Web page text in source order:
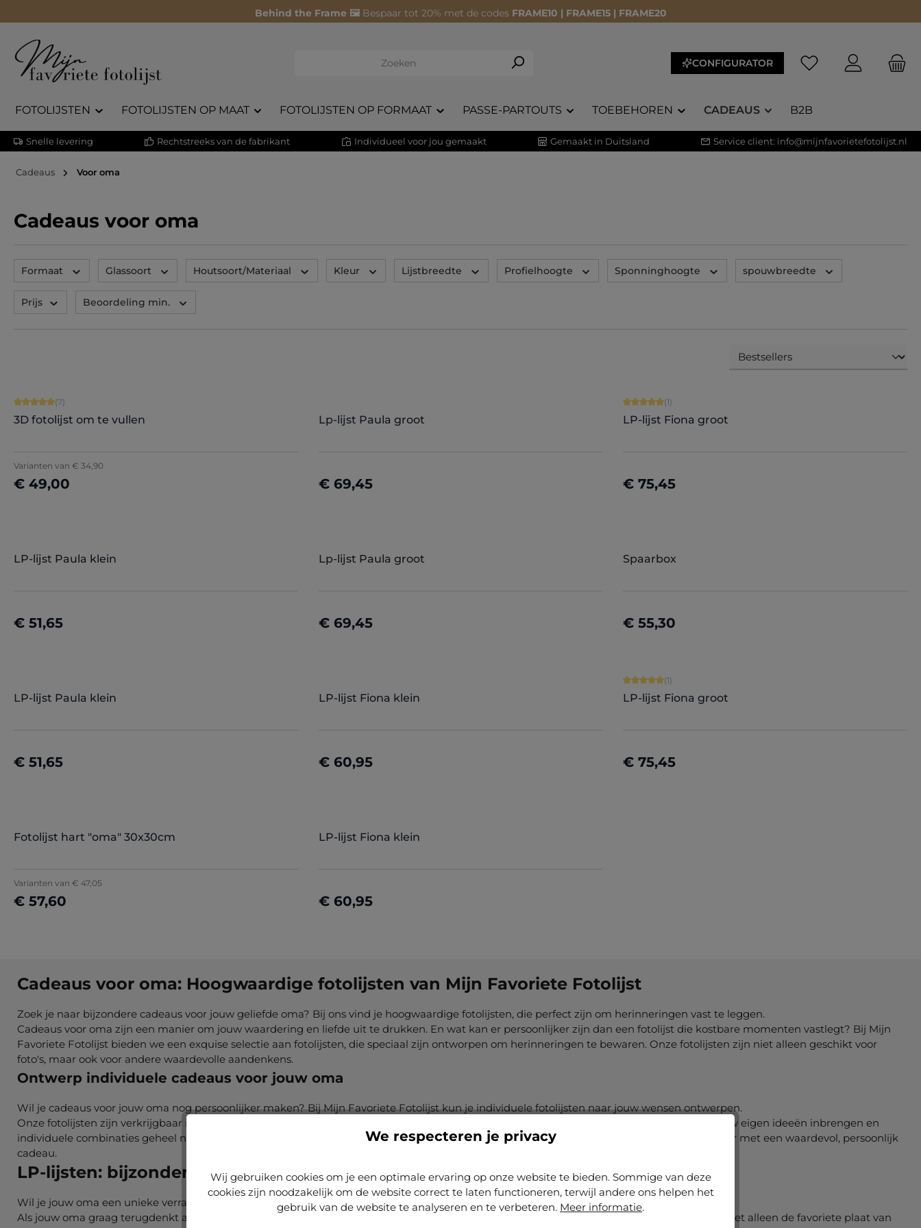
Behind the Frame 🖼️ Bespaar tot 20% met de codes FRAME10 | FRAME15 | FRAME20
CONFIGURATOR Je hebt 0 items op
FOTOLIJSTEN FOTOLIJSTEN OP MAAT FOTOLIJSTEN OP FORMAAT PASSE-PARTOUTS TOEBEHOREN CADEAUS B2B
Snelle levering Rechtstreeks van de fabrikant Individueel voor jou gemaakt Gemaakt in Duitsland Service client: info@mijnfavorietefotolijst.nl
Cadeaus Voor oma
Cadeaus voor oma
Formaat Glassoort Houtsoort/Materiaal Kleur Lijstbreedte Profielhoogte Sponninghoogte spouwbreedte
Prijs Beoordeling min.
Gemiddelde waardering van 5 van 5 sterren
(7)
3D fotolijst om te vullen
Varianten van € 34,90
€ 49,00
Nu configureren
Lp-lijst Paula groot
€ 69,45
Details
Gemiddelde waardering van 5 van 5 sterren
(1)
LP-lijst Fiona groot
€ 75,45
Details
LP-lijst Paula klein
€ 51,65
Details
Lp-lijst Paula groot
€ 69,45
Details
Spaarbox
€ 55,30
Details
LP-lijst Paula klein
€ 51,65
Details
LP-lijst Fiona klein
€ 60,95
Details
Gemiddelde waardering van 5 van 5 sterren
(1)
LP-lijst Fiona groot
€ 75,45
Details
Fotolijst hart "oma" 30x30cm
Varianten van € 47,05
€ 57,60
Details
LP-lijst Fiona klein
€ 60,95
Details
Cadeaus voor oma: Hoogwaardige fotolijsten van Mijn Favoriete Fotolijst
Zoek je naar bijzondere cadeaus voor jouw geliefde oma? Bij ons vind je hoogwaardige fotolijsten, die perfect zijn om herinneringen vast te leggen.
Cadeaus voor oma zijn een manier om jouw waardering en liefde uit te drukken. En wat kan er persoonlijker zijn dan een fotolijst die kostbare momenten vastlegt? Bij Mijn
Favoriete Fotolijst bieden we een exquise selectie aan fotolijsten, die speciaal zijn ontworpen om herinneringen te bewaren. Onze fotolijsten zijn niet alleen geschikt voor
foto's, maar ook voor andere waardevolle aandenkens.
Ontwerp individuele cadeaus voor jouw oma
Wil je cadeaus voor jouw oma nog persoonlijker maken? Bij Mijn Favoriete Fotolijst kun je individuele fotolijsten naar jouw wensen ontwerpen.
Onze fotolijsten zijn verkrijgbaar in verschillende kleuren en stijlen, zodat jij het perfecte cadeau voor jouw oma kunt kiezen. Je kunt ook jouw eigen ideeën inbrengen en
individuele combinaties geheel naar jouw wensen samenstellen. Zet zo de favoriete foto van jouw oma liefdevol in de spotlight en verras haar met een waardevol, persoonlijk
cadeau.
LP-lijsten: bijzondere cadeaus voor jouw oma
Wil je jouw oma een unieke verrassing bezorgen? Ontdek onze LP-lijsten.
Als jouw oma graag terugdenkt aan vroegere tijden en van muziek van vroeger houdt, dan is onze LP-lijst het ideale cadeau. Hierbij kun je niet alleen de favoriete plaat van
We respecteren je privacy
Wij gebruiken cookies om je een optimale ervaring op onze website te bieden. Sommige van deze
cookies zijn noodzakelijk om de website correct te laten functioneren, terwijl andere ons helpen het
gebruik van de website te analyseren en te verbeteren. Meer informatie.